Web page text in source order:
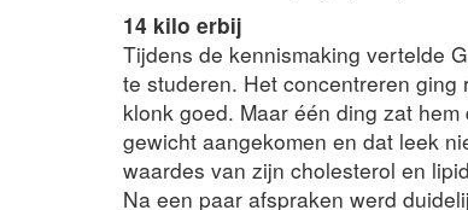
14 kilo erbij
Tijdens de kennismaking vertelde
te studeren. Het concentreren
klonk goed. Maar één ding zat
gewicht aangekomen en dat leek
waardes van zijn cholesterol en
Na een paar afspraken werd